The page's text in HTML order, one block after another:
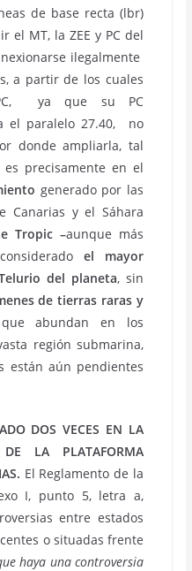
de base recta (lbr)
el MT, la ZEE y PC del
ilegalmente
a partir de los cuales
ya que su PC
el paralelo 27.40, no
donde ampliarla, tal
es precisamente en el
generado por las
Canarias y el Sáhara
Tropic –aunque más
el mayor
del planeta, sin
de tierras raras y
abundan en los
región submarina,
están aún pendientes
DOS VECES EN LA
LA PLATAFORMA
El Reglamento de la
I, punto 5, letra a,
entre estados
o situadas frente
haya una controversia